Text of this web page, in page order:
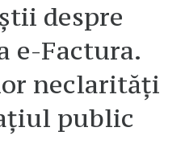
despre
e-Factura.
neclarități
public